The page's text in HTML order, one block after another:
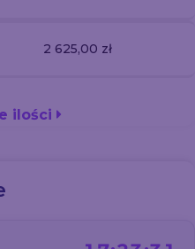
2 625,00 zł
ilości